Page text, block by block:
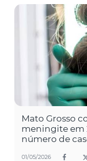
Mato Grosso
meningite em
número de
01/05/2026